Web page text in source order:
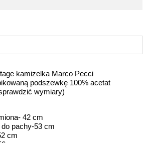
kamizelka Marco Pecci
podszewkę 100% acetat
wymiary)
42 cm
pachy-53 cm
cm